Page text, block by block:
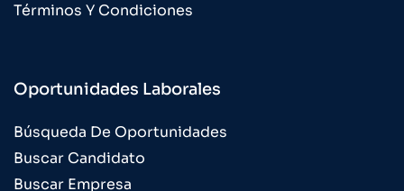
Términos Y Condiciones
Oportunidades Laborales
Búsqueda De Oportunidades
Buscar Candidato
Buscar Empresa